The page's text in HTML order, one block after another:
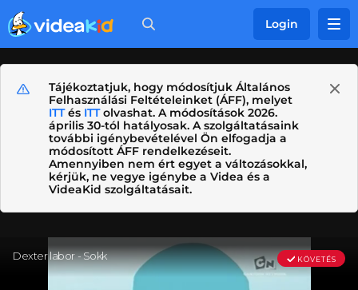
Login
Tájékoztatjuk, hogy módosítjuk Általános
Felhasználási Feltételeinket (ÁFF), melyet
ITTés ITTolvashat. A módosítások 2026.
április 30-tól hatályosak. A szolgáltatásaink
további igénybevételével Ön elfogadja a
módosított ÁFF rendelkezéseit.
Amennyiben nem ért egyet a változásokkal,
kérjük, ne vegye igénybe a Videa és a
VideaKid szolgáltatásait.